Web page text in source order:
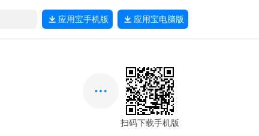
应用宝手机版 应用宝电脑版
扫码下载手机版